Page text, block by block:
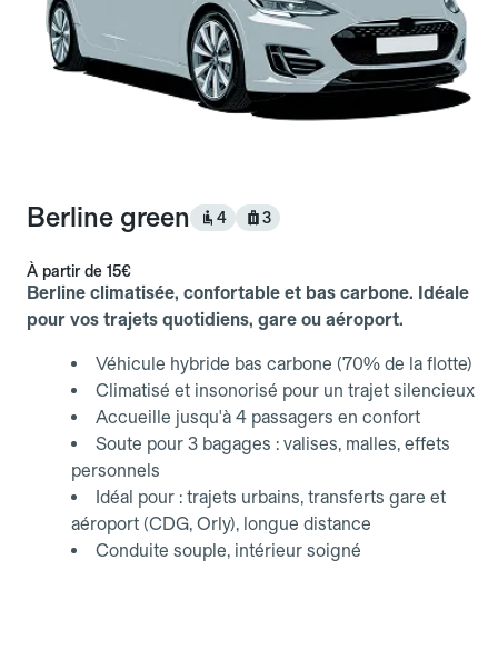
Berline green 4 3
À partir de 15€
Berline climatisée, confortable et bas carbone. Idéale
pour vos trajets quotidiens, gare ou aéroport.
Véhicule hybride bas carbone (70% de la flotte)
Climatisé et insonorisé pour un trajet silencieux
Accueille jusqu'à 4 passagers en confort
Soute pour 3 bagages : valises, malles, effets
personnels
Idéal pour : trajets urbains, transferts gare et
aéroport (CDG, Orly), longue distance
Conduite souple, intérieur soigné